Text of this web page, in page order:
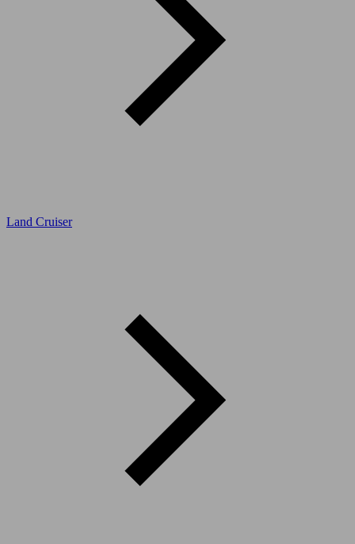
Land Cruiser